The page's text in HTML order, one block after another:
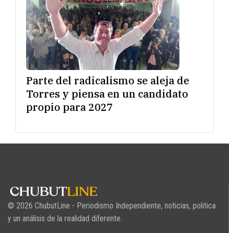
Parte del radicalismo se aleja de
Torres y piensa en un candidato
propio para 2027
© 2026 ChubutLine - Periodismo Independiente, noticias, politica
y un análisis de la realidad diferente.